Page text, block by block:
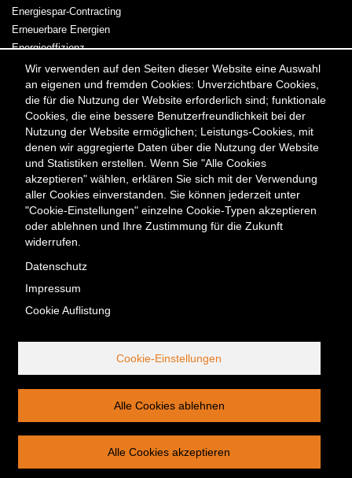
Wir verwenden auf den Seiten dieser Website eine Auswahl
an eigenen und fremden Cookies: Unverzichtbare Cookies,
die für die Nutzung der Website erforderlich sind; funktionale
Cookies, die eine bessere Benutzerfreundlichkeit bei der
Nutzung der Website ermöglichen; Leistungs-Cookies, mit
denen wir aggregierte Daten über die Nutzung der Website
und Statistiken erstellen. Wenn Sie "Alle Cookies
akzeptieren" wählen, erklären Sie sich mit der Verwendung
aller Cookies einverstanden. Sie können jederzeit unter
"Cookie-Einstellungen" einzelne Cookie-Typen akzeptieren
oder ablehnen und Ihre Zustimmung für die Zukunft
widerrufen.
Datenschutz
Impressum
Cookie Auflistung
Cookie-Einstellungen
Alle Cookies ablehnen
Alle Cookies akzeptieren
Energiespar-Contracting
Erneuerbare Energien
Energieeffizienz
Kraft-Wärme-Kopplung
Strom & Wärme
Meta
Menü
Kontakt Presse & Medien Karriere
Veranstaltungen
Newsletter
Kontakt
Berliner Energieagentur GmbH
Fasanenstraße 85
10623 Berlin
office@berliner-e-agentur.de
Telefonische Erreichbarkeit:
Service-Nummer außerhalb
unserer Öffnungszeiten: